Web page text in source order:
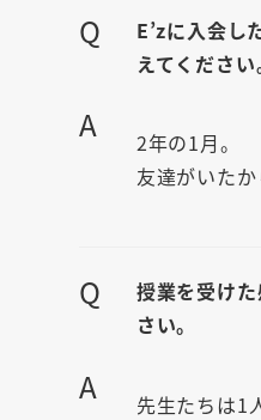
Q
E’zに入会し
えてください
A
2年の1月。
友達がいたか
Q
授業を受け
さい。
A
先生たちは1